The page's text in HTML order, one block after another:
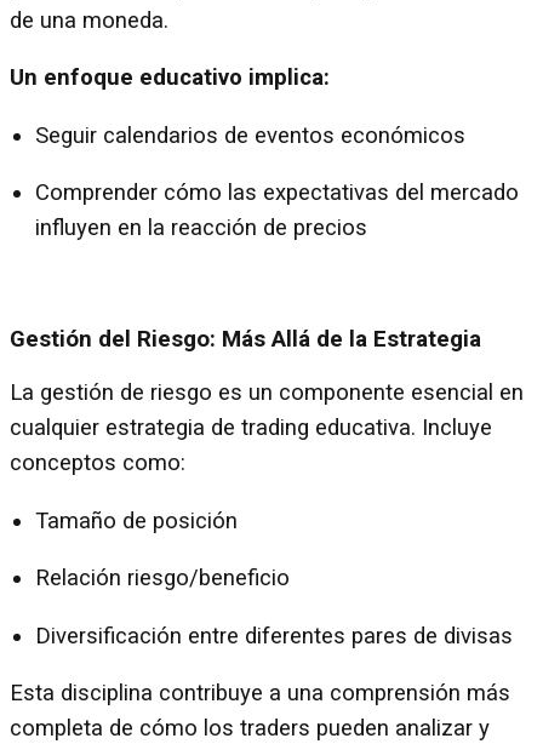
de una moneda.
Un enfoque educativo implica:
Seguir calendarios de eventos económicos
Comprender cómo las expectativas del mercado
influyen en la reacción de precios
Gestión del Riesgo: Más Allá de la Estrategia
La gestión de riesgo es un componente esencial en
cualquier estrategia de trading educativa. Incluye
conceptos como:
Tamaño de posición
Relación riesgo/beneficio
Diversificación entre diferentes pares de divisas
Esta disciplina contribuye a una comprensión más
completa de cómo los traders pueden analizar y